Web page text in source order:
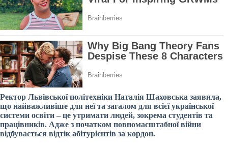
Ректор Львівської політехніки Наталія Шаховська заявила,
що найважливіше для неї та загалом для всієї української
системи освіти – це утримати людей, зокрема студентів та
працівників. Адже з початком повномасштабної війни
відбувається відтік абітурієнтів за кордон.